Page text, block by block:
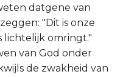
datgene van
"Dit is onze
lichtelijk omringt."
van God onder
de zwakheid van